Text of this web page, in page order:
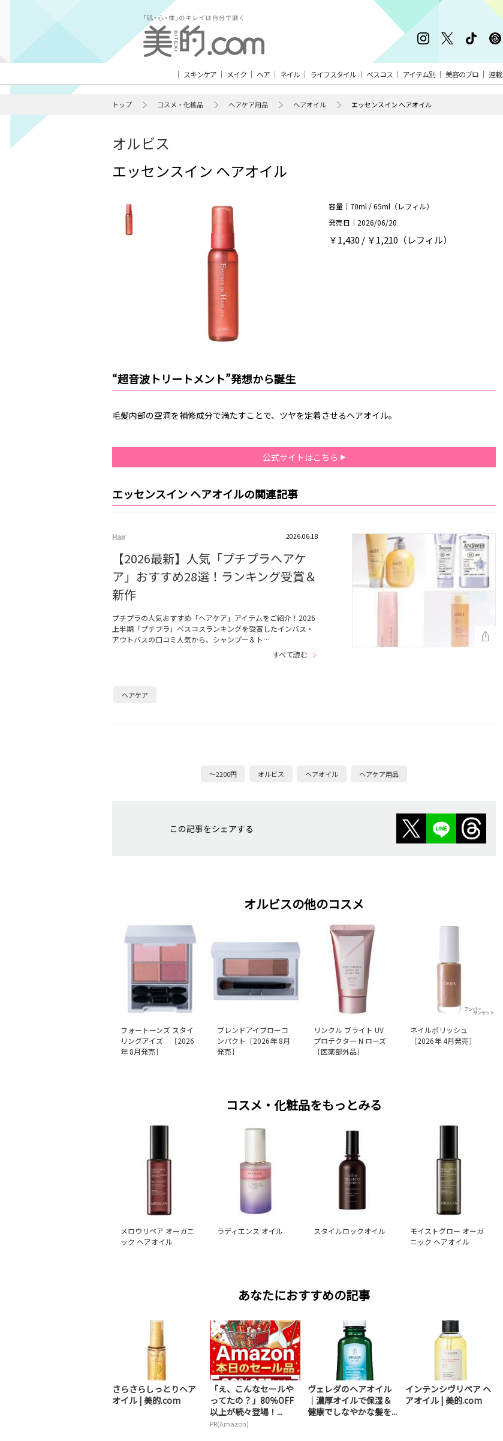
スキンケア メイク ヘア ネイル ライフスタイル ベスコス アイテム別 美容のプロ 連載
トップ コスメ・化粧品 ヘアケア用品 ヘアオイル エッセンスイン ヘアオイル
オルビス
エッセンスイン ヘアオイル
容量｜70ml / 65ml（レフィル）
発売日｜2026/06/20
￥1,430 / ￥1,210（レフィル）
“超音波トリートメント”発想から誕生
毛髪内部の空洞を補修成分で満たすことで、ツヤを定着させるヘアオイル。
公式サイトはこちら
エッセンスイン ヘアオイルの関連記事
Hair 2026.06.18
【2026最新】人気「プチプラヘアケ
ア」おすすめ28選！ランキング受賞＆
新作
プチプラの人気おすすめ「ヘアケア」アイテムをご紹介！2026
上半期「プチプラ」ベスコスランキングを受賞したインバス・
アウトバスの口コミ人気から、シャンプー＆ト…
すべて読む
ヘアケア
～2200円 オルビス ヘアオイル ヘアケア用品
この記事をシェアする
オルビスの他のコスメ
フォートーンズ スタイ
リングアイズ ［2026
年 8月発売］
ブレンドアイブローコ
ンパクト［2026年 8月
発売］
リンクル ブライト UV
プロテクター N ローズ
［医薬部外品］
ネイルポリッシュ
［2026年 4月発売］
コスメ・化粧品をもっとみる
メロウリペア オーガニ
ック ヘアオイル
ラディエンス オイル スタイルロックオイル
モイストグロー オーガ
ニック ヘアオイル
あなたにおすすめの記事
さらさらしっとりヘア
オイル | 美的.com
「え、こんなセールや
ってたの？」80％OFF
以上が続々登場！...
PR(Amazon)
ヴェレダのヘアオイル
｜濃厚オイルで保湿＆
健康でしなやかな髪を...
インテンシヴリペア ヘ
アオイル | 美的.com